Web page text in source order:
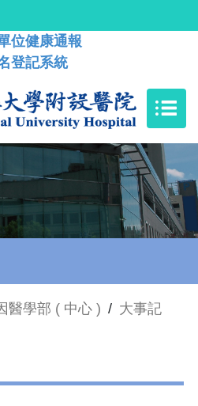
位健康通報
登記系統
醫學部 ( 中心 ) / 大事記